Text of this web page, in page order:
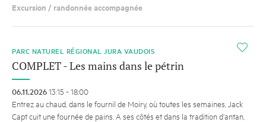
Excursion / randonnée accompagnée
i
PARC NATUREL RÉGIONAL JURA VAUDOIS
COMPLET - Les mains dans le pétrin
06.11.202613:15 - 18:00
Entrez au chaud, dans le fournil de Moiry, où toutes les semaines, Jack
Capt cuit une fournée de pains. A ses côtés et dans la tradition d’antan,